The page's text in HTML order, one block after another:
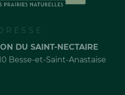
DU SAINT-NECTAIRE
Besse-et-Saint-Anastaise